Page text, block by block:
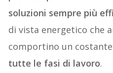
soluzioni sempre più
di vista energetico che
comportino un costante
tutte le fasi di lavoro.